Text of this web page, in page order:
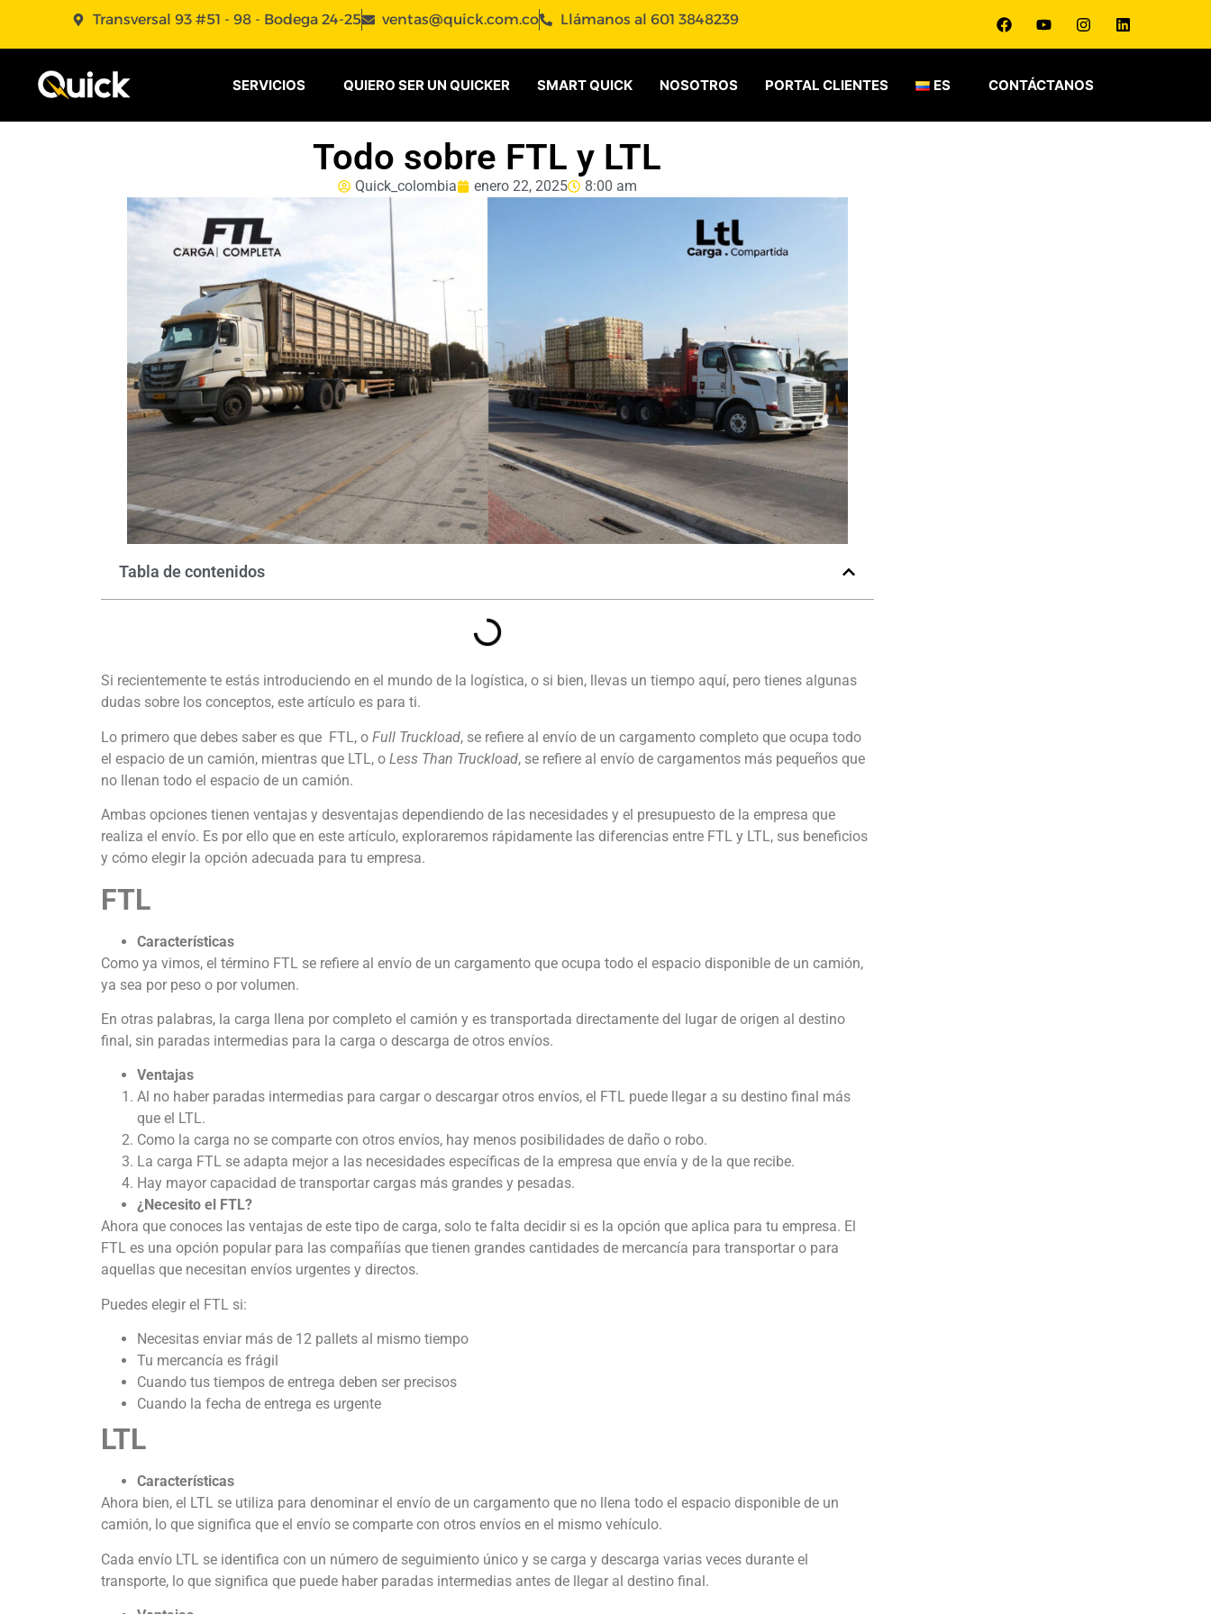
Transversal 93 #51 - 98 - Bodega 24-25 ventas@quick.com.co Llámanos al 601 3848239
SERVICIOS QUIERO SER UN QUICKER SMART QUICK NOSOTROS PORTAL CLIENTES ES CONTÁCTANOS
Todo sobre FTL y LTL
Quick_colombia enero 22, 2025 8:00 am
Tabla de contenidos
Si recientemente te estás introduciendo en el mundo de la logística, o si bien, llevas un tiempo aquí, pero tienes algunas
dudas sobre los conceptos, este artículo es para ti.
Lo primero que debes saber es que FTL, o Full Truckload, se refiere al envío de un cargamento completo que ocupa todo
el espacio de un camión, mientras que LTL, o Less Than Truckload, se refiere al envío de cargamentos más pequeños que
no llenan todo el espacio de un camión.
Ambas opciones tienen ventajas y desventajas dependiendo de las necesidades y el presupuesto de la empresa que
realiza el envío. Es por ello que en este artículo, exploraremos rápidamente las diferencias entre FTL y LTL, sus beneficios
y cómo elegir la opción adecuada para tu empresa.
FTL
Características
Como ya vimos, el término FTL se refiere al envío de un cargamento que ocupa todo el espacio disponible de un camión,
ya sea por peso o por volumen.
En otras palabras, la carga llena por completo el camión y es transportada directamente del lugar de origen al destino
final, sin paradas intermedias para la carga o descarga de otros envíos.
Ventajas
Al no haber paradas intermedias para cargar o descargar otros envíos, el FTL puede llegar a su destino final más
que el LTL.
Como la carga no se comparte con otros envíos, hay menos posibilidades de daño o robo.
La carga FTL se adapta mejor a las necesidades específicas de la empresa que envía y de la que recibe.
Hay mayor capacidad de transportar cargas más grandes y pesadas.
¿Necesito el FTL?
Ahora que conoces las ventajas de este tipo de carga, solo te falta decidir si es la opción que aplica para tu empresa. El
FTL es una opción popular para las compañías que tienen grandes cantidades de mercancía para transportar o para
aquellas que necesitan envíos urgentes y directos.
Puedes elegir el FTL si:
Necesitas enviar más de 12 pallets al mismo tiempo
Tu mercancía es frágil
Cuando tus tiempos de entrega deben ser precisos
Cuando la fecha de entrega es urgente
LTL
Características
Ahora bien, el LTL se utiliza para denominar el envío de un cargamento que no llena todo el espacio disponible de un
camión, lo que significa que el envío se comparte con otros envíos en el mismo vehículo.
Cada envío LTL se identifica con un número de seguimiento único y se carga y descarga varias veces durante el
transporte, lo que significa que puede haber paradas intermedias antes de llegar al destino final.